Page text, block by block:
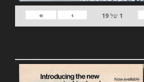
1 של19
›
»